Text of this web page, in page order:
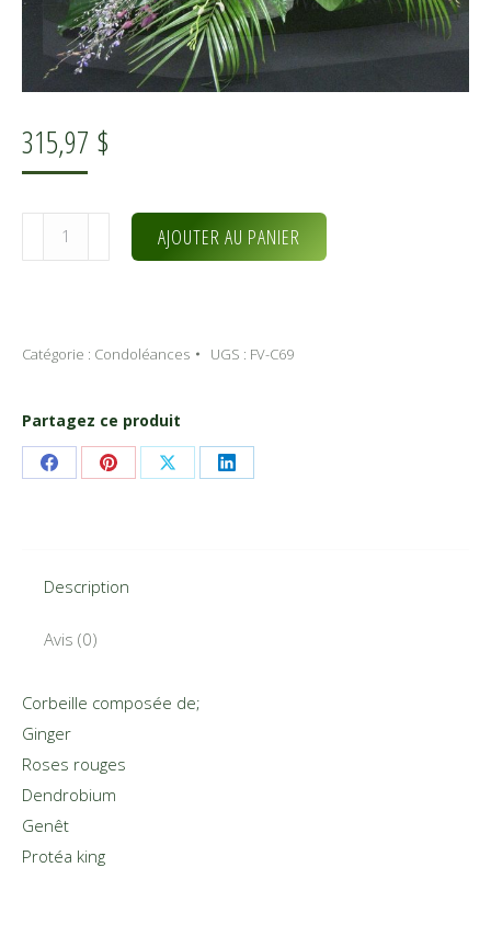
315,97 $
quantité
de
C69)
AJOUTER AU PANIER
Catégorie : Condoléances UGS : FV-C69
Partagez ce produit
Share Share Share Share
Description
Avis (0)
Corbeille composée de;
Ginger
Roses rouges
Dendrobium
Genêt
Protéa king